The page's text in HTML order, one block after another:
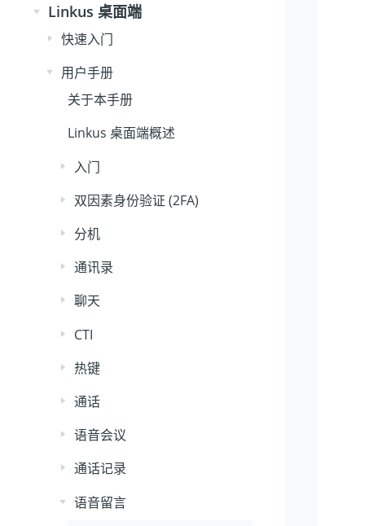
Linkus 桌面端
快速入门
用户手册
关于本手册
Linkus 桌面端概述
入门
双因素身份验证 (2FA)
分机
通讯录
聊天
CTI
热键
通话
语音会议
通话记录
语音留言